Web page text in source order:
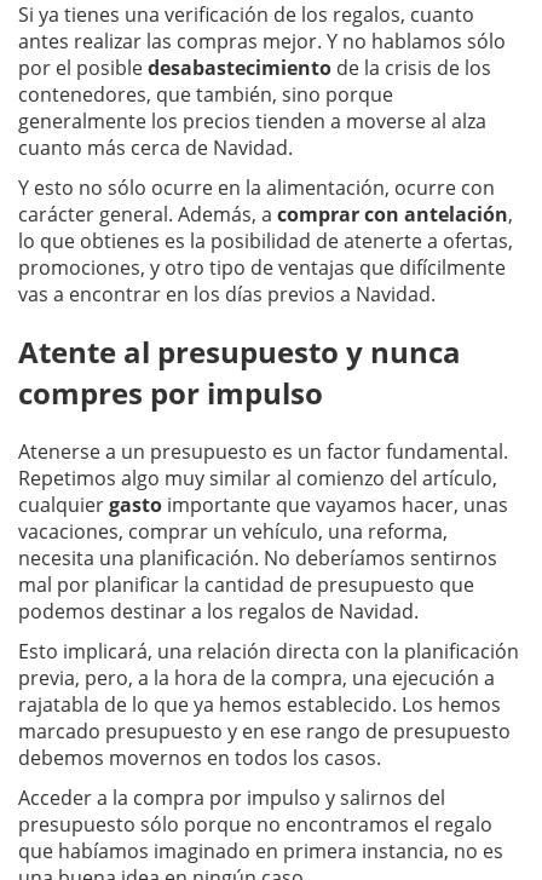
Si ya tienes una verificación de los regalos, cuanto
antes realizar las compras mejor. Y no hablamos sólo
por el posibledesabastecimiento de la crisis de los
contenedores, que también, sino porque
generalmente los precios tienden a moverse al alza
cuanto más cerca de Navidad.
Y esto no sólo ocurre en la alimentación, ocurre con
carácter general. Además, a comprar con antelación,
lo que obtienes es la posibilidad de atenerte a ofertas,
promociones, y otro tipo de ventajas que difícilmente
vas a encontrar en los días previos a Navidad.
Atente al presupuesto y nunca
compres por impulso
Atenerse a un presupuesto es un factor fundamental.
Repetimos algo muy similar al comienzo del artículo,
cualquiergasto importante que vayamos hacer, unas
vacaciones, comprar un vehículo, una reforma,
necesita una planificación. No deberíamos sentirnos
mal por planificar la cantidad de presupuesto que
podemos destinar a los regalos de Navidad.
Esto implicará, una relación directa con la planificación
previa, pero, a la hora de la compra, una ejecución a
rajatabla de lo que ya hemos establecido. Los hemos
marcado presupuesto y en ese rango de presupuesto
debemos movernos en todos los casos.
Acceder a la compra por impulso y salirnos del
presupuesto sólo porque no encontramos el regalo
que habíamos imaginado en primera instancia, no es